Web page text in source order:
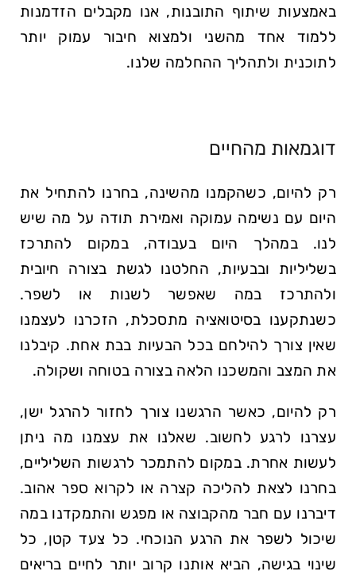
באמצעות שיתוף התובנות, אנו מקבלים הזדמנות
ללמוד אחד מהשני ולמצוא חיבור עמוק יותר
לתוכנית ולתהליך ההחלמה שלנו.
דוגמאות מהחיים
רק להיום, כשהקמנו מהשינה, בחרנו להתחיל את
היום עם נשימה עמוקה ואמירת תודה על מה שיש
לנו. במהלך היום בעבודה, במקום להתרכז
בשליליות ובבעיות, החלטנו לגשת בצורה חיובית
ולהתרכז במה שאפשר לשנות או לשפר.
כשנתקענו בסיטואציה מתסכלת, הזכרנו לעצמנו
שאין צורך להילחם בכל הבעיות בבת אחת. קיבלנו
את המצב והמשכנו הלאה בצורה בטוחה ושקולה.
רק להיום, כאשר הרגשנו צורך לחזור להרגל ישן,
עצרנו לרגע לחשוב. שאלנו את עצמנו מה ניתן
לעשות אחרת. במקום להתמכר לרגשות השליליים,
בחרנו לצאת להליכה קצרה או לקרוא ספר אהוב.
דיברנו עם חבר מהקבוצה או מפגש והתמקדנו במה
שיכול לשפר את הרגע הנוכחי. כל צעד קטן, כל
שינוי בגישה, הביא אותנו קרוב יותר לחיים בריאים